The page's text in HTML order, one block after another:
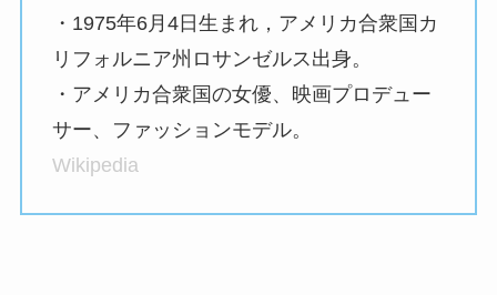
・1975年6月4日生まれ，アメリカ合衆国カ
リフォルニア州ロサンゼルス出身。
・アメリカ合衆国の女優、映画プロデュー
サー、ファッションモデル。
Wikipedia